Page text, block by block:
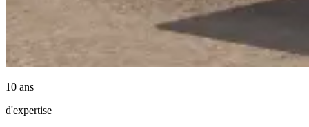
10 ans
d'expertise